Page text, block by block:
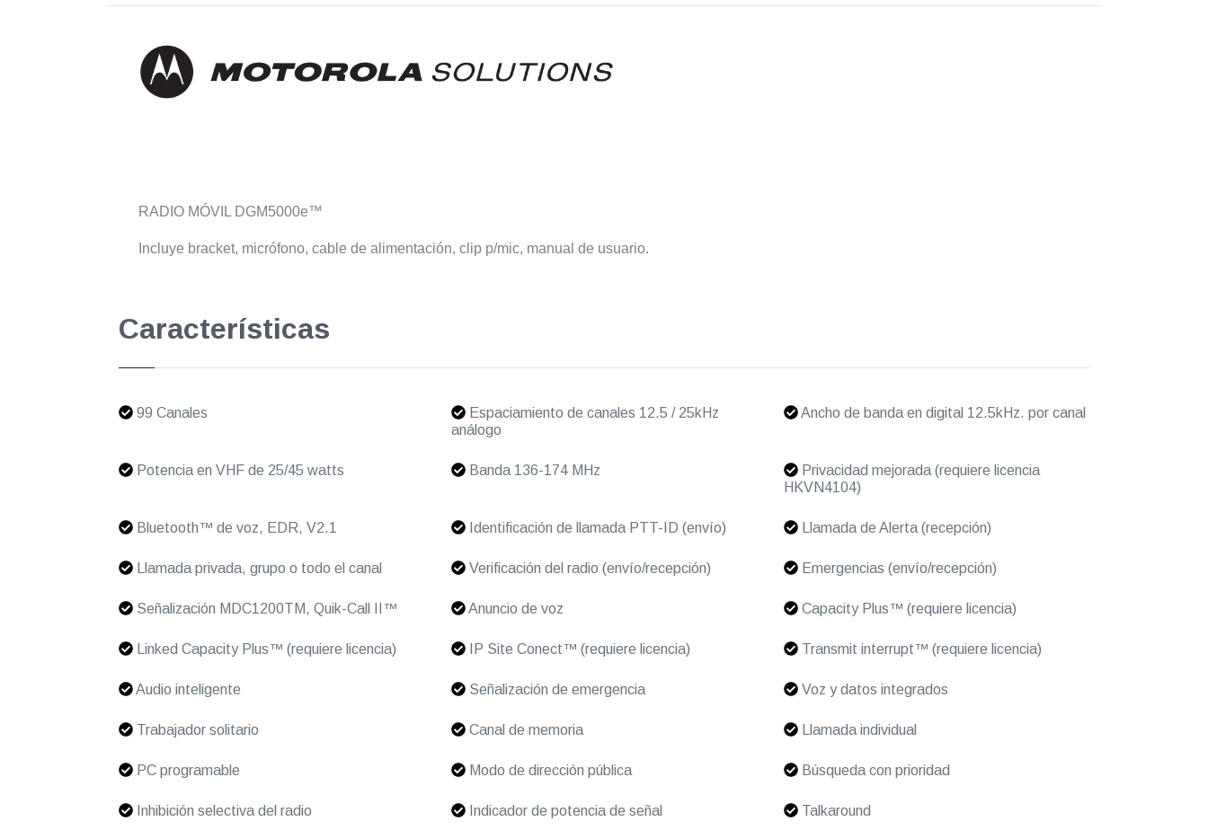
RADIO MÓVIL DGM5000e™
Incluye bracket, micrófono, cable de alimentación, clip p/mic, manual de usuario.
Características
99 Canales
Espaciamiento de canales 12.5 / 25kHz
análogo
Ancho de banda en digital 12.5kHz. por canal
Potencia en VHF de 25/45 watts Banda 136-174 MHz
Privacidad mejorada (requiere licencia
HKVN4104)
Bluetooth™ de voz, EDR, V2.1 Identificación de llamada PTT-ID (envío) Llamada de Alerta (recepción)
Llamada privada, grupo o todo el canal Verificación del radio (envío/recepción) Emergencias (envío/recepción)
Señalización MDC1200TM, Quik-Call II™ Anuncio de voz Capacity Plus™ (requiere licencia)
Linked Capacity Plus™ (requiere licencia) IP Site Conect™ (requiere licencia) Transmit interrupt™ (requiere licencia)
Audio inteligente Señalización de emergencia Voz y datos integrados
Trabajador solitario Canal de memoria Llamada individual
PC programable Modo de dirección pública Búsqueda con prioridad
Inhibición selectiva del radio Indicador de potencia de señal Talkaround